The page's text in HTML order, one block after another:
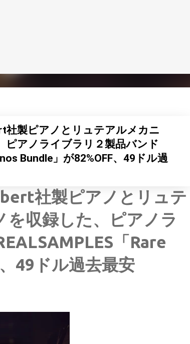
社製ピアノとリュテアルメカニ
ピアノライブラリ２製品バンド
Bundle」が82%OFF、49ドル過
社製ピアノとリュテ
収録した、ピアノラ
「Rare
49ドル過去最安